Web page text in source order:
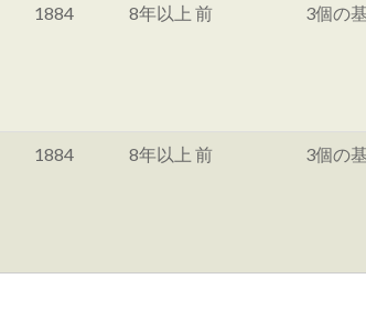
1884 8年以上 前 3個の
1884 8年以上 前 3個の